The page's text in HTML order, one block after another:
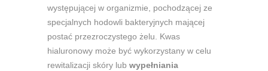
występującej w organizmie, pochodzącej ze
specjalnych hodowli bakteryjnych mającej
postać przezroczystego żelu. Kwas
hialuronowy może być wykorzystany w celu
rewitalizacji skóry lub wypełniania